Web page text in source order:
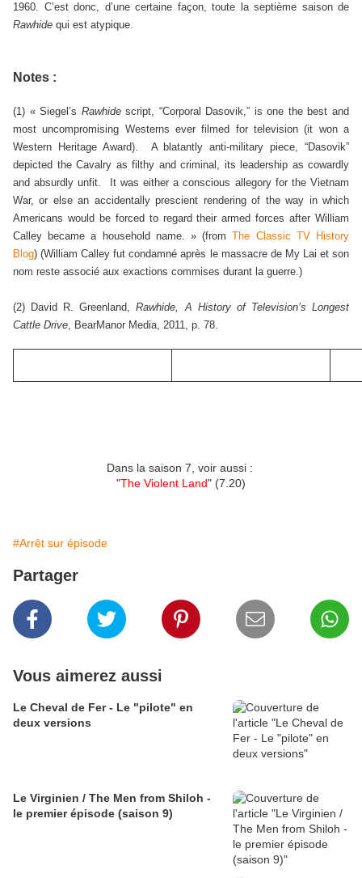
1960. C’est donc, d’une certaine façon, toute la septième saison de
Rawhide qui est atypique.
Notes :
(1) « Siegel’s Rawhidescript, “Corporal Dasovik,” is one the best and
most uncompromising Westerns ever filmed for television (it won a
Western Heritage Award). A blatantly anti-military piece, “Dasovik”
depicted the Cavalry as filthy and criminal, its leadership as cowardly
and absurdly unfit. It was either a conscious allegory for the Vietnam
War, or else an accidentally prescient rendering of the way in which
Americans would be forced to regard their armed forces after William
Calley became a household name. » (fromThe Classic TV History
Blog) (William Calley fut condamné après le massacre de My Lai et son
nom reste associé aux exactions commises durant la guerre.)
(2) David R. Greenland,Rawhide, A History of Television’s Longest
Cattle Drive, BearManor Media, 2011, p. 78.
Dans la saison 7, voir aussi :
"The Violent Land" (7.20)
#Arrêt sur épisode
Partager
Vous aimerez aussi
Le Cheval de Fer - Le "pilote" en
deux versions
Le Virginien / The Men from Shiloh -
le premier épisode (saison 9)